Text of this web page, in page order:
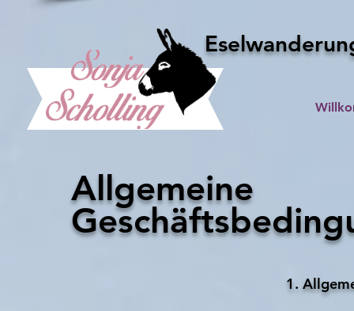
Allgemeine
1.